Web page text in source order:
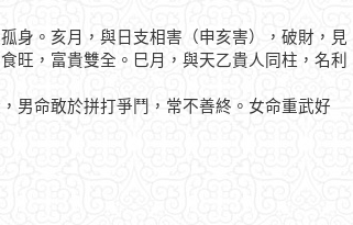
。亥月，與日支相害（申亥害），破財，見
旺，富貴雙全。巳月，與天乙貴人同柱，名利
命敢於拼打爭鬥，常不善終。女命重武好